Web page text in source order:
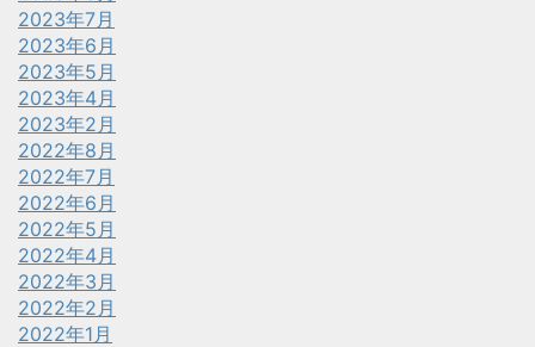
2023年7月
2023年6月
2023年5月
2023年4月
2023年2月
2022年8月
2022年7月
2022年6月
2022年5月
2022年4月
2022年3月
2022年2月
2022年1月